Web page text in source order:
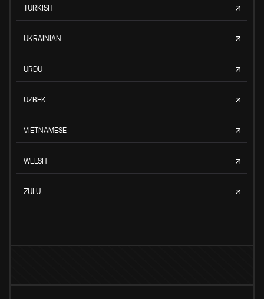
TURKISH
UKRAINIAN
URDU
UZBEK
VIETNAMESE
WELSH
ZULU